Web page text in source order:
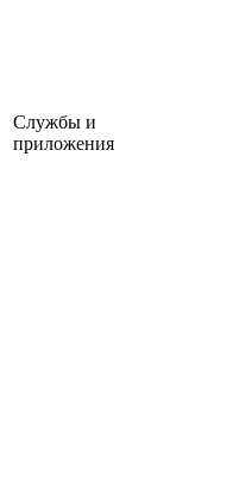
Службы и
приложения